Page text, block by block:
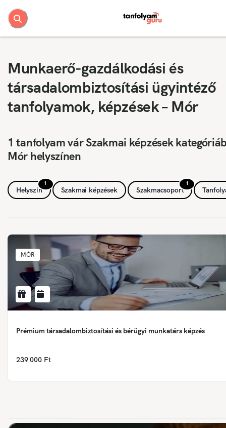
Munkaerő-gazdálkodási és
társadalombiztosítási ügyintéző
tanfolyamok, képzések – Mór
1 tanfolyam vár Szakmai képzések
Mór helyszínen
1
Helyszín Szakmai képzések
1
Szakmacsoport
MÓR
Prémium társadalombiztosítási és bérügyi munkatárs képzés
239 000 Ft